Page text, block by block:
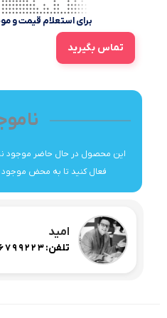
برای استعلام قیمت و
تماس بگیرید
این محصول در حال حاضر موجود
فعال کنید تا به محض
امید
تلفن: